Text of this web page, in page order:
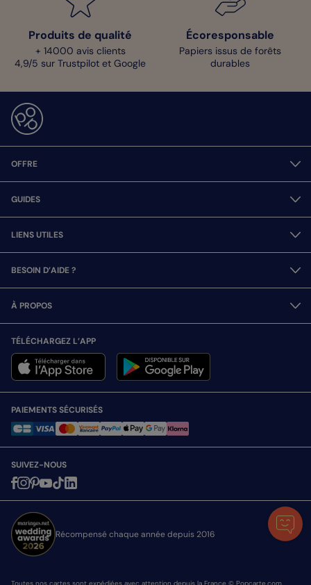
Produits de qualité
+ 14000 avis clients
4,9/5 sur Trustpilot et Google
Écoresponsable
Papiers issus de forêts
durables
OFFRE
GUIDES
LIENS UTILES
BESOIN D’AIDE ?
À PROPOS
TÉLÉCHARGEZ L’APP
PAIEMENTS SÉCURISÉS
SUIVEZ-NOUS
Récompensé chaque année depuis 2016
Toutes nos cartes sont expédiées avec attention depuis la France © Popcarte.com